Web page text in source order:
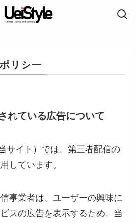
リシー
れている広告について
サイト）では、第三者配信の
しています。
事業者は、ユーザーの興味に
スの広告を表示するため、当